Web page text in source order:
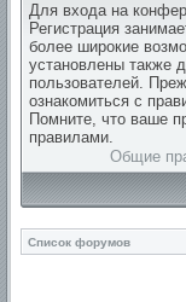
Для входа на
Регистрация
более широкие
установлены также
пользователей.
ознакомиться с
Помните, что ваше
правилами.
Общие
Список форумов